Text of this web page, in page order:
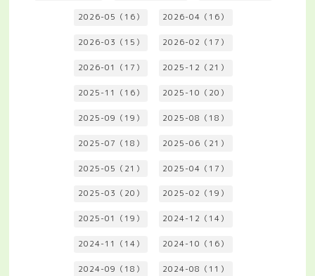
2026-05（16） 2026-04（16）
2026-03（15） 2026-02（17）
2026-01（17） 2025-12（21）
2025-11（16） 2025-10（20）
2025-09（19） 2025-08（18）
2025-07（18） 2025-06（21）
2025-05（21） 2025-04（17）
2025-03（20） 2025-02（19）
2025-01（19） 2024-12（14）
2024-11（14） 2024-10（16）
2024-09（18） 2024-08（11）